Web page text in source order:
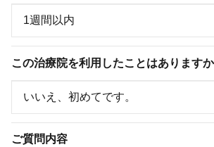
この治療院を利用したことはあります
ご質問内容